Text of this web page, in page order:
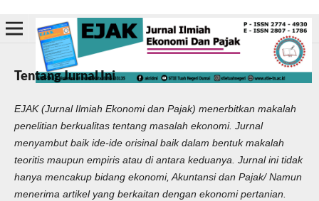
Tentang Jurnal Ini
EJAK (Jurnal Ilmiah Ekonomi dan Pajak) menerbitkan makalah
penelitian berkualitas tentang masalah ekonomi. Jurnal
menyambut baik ide-ide orisinal baik dalam bentuk makalah
teoritis maupun empiris atau di antara keduanya. Jurnal ini tidak
hanya mencakup bidang ekonomi, Akuntansi dan Pajak/ Namun
menerima artikel yang berkaitan dengan ekonomi pertanian.